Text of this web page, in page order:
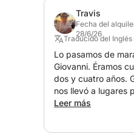
Travis
Fecha del
28/6/26
Traducido del Inglés
Lo pasamos de
Giovanni. Éramos
dos y cuatro años.
nos llevó a lugares
que no se puede
Leer más